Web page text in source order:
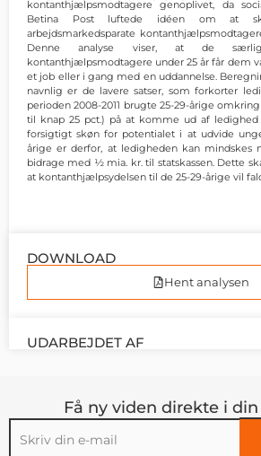
kontanthjælpsmodtagere genoplivet, da
Betina Post luftede idéen om at
arbejdsmarkedsparate
Denne analyse viser, at de
kontanthjælpsmodtagere under 25 år får dem
et job eller i gang med en uddannelse.
navnlig er de lavere satser, som forkorter
perioden 2008-2011 brugte 25-29-årige
til knap 25 pct.) på at komme ud af ledighed
forsigtigt skøn for potentialet i at udvide
årige er derfor, at ledigheden kan mindskes
bidrage med ½ mia. kr. til statskassen. Dette
at kontanthjælpsydelsen til de 25-29-årige vil
DOWNLOAD
Hent analysen
UDARBEJDET AF
Få ny viden direkte i